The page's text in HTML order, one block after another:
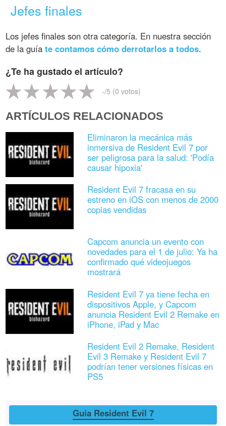
Jefes finales
Los jefes finales son otra categoría. En nuestra sección
de la guíate contamos cómo derrotarlos a todos.
¿Te ha gustado el artículo?
-/5 (0 votos)
ARTÍCULOS RELACIONADOS
Eliminaron la mecánica más
inmersiva de Resident Evil 7 por
ser peligrosa para la salud: 'Podía
causar hipoxia'
Resident Evil 7 fracasa en su
estreno en iOS con menos de 2000
copias vendidas
Capcom anuncia un evento con
novedades para el 1 de julio: Ya ha
confirmado qué videojuegos
mostrará
Resident Evil 7 ya tiene fecha en
dispositivos Apple, y Capcom
anuncia Resident Evil 2 Remake en
iPhone, iPad y Mac
Resident Evil 2 Remake, Resident
Evil 3 Remake y Resident Evil 7
podrían tener versiones físicas en
PS5
Guía Resident Evil 7